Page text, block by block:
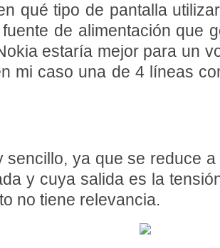
qué tipo de pantalla
de alimentación que
estaría mejor para un
mi caso una de 4 líneas
sencillo, ya que se reduce
y cuya salida es la
no tiene relevancia.